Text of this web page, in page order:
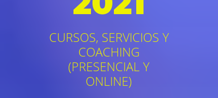
CURSOS, SERVICIOS Y
COACHING
(PRESENCIAL Y
ONLINE)